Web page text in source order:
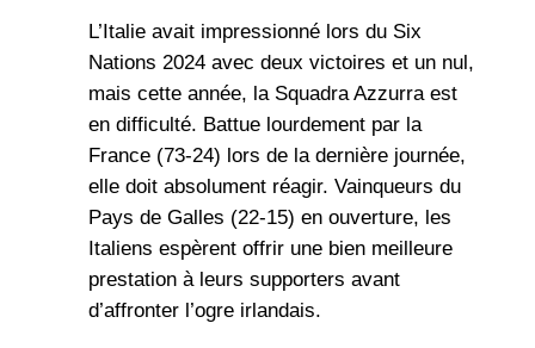
L’Italie avait impressionné lors du Six
Nations 2024 avec deux victoires et un nul,
mais cette année, la Squadra Azzurra est
en difficulté. Battue lourdement par la
France (73-24) lors de la dernière journée,
elle doit absolument réagir. Vainqueurs du
Pays de Galles (22-15) en ouverture, les
Italiens espèrent offrir une bien meilleure
prestation à leurs supporters avant
d’affronter l’ogre irlandais.